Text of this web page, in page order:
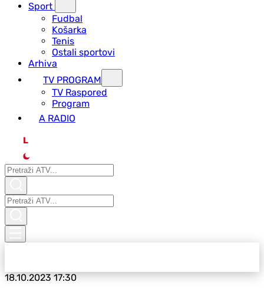
Sport
Fudbal
Košarka
Tenis
Ostali sportovi
Arhiva
TV PROGRAM
ТV Raspored
Program
A RADIO
L
18.10.202317:30